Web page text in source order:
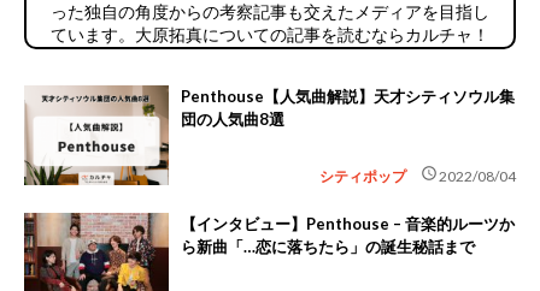
った独自の角度からの考察記事も交えたメディアを目指し
ています。大原拓真についての記事を読むならカルチャ！
Penthouse【人気曲解説】天才シティソウル集
団の人気曲8選
シティポップ schedule2022/08/04
【インタビュー】Penthouse – 音楽的ルーツか
ら新曲「…恋に落ちたら」の誕生秘話まで